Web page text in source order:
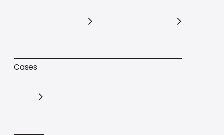
Trilhas de conteúdo
Cases